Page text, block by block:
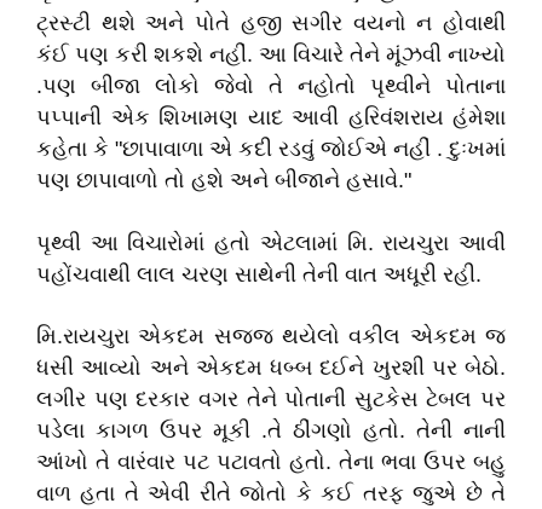
ટ્રસ્ટી થશે અને પોતે હજી સગીર વયનો ન હોવાથી
કંઈ પણ કરી શકશે નહીં. આ વિચારે તેને મૂંઝવી નાખ્યો
.પણ બીજા લોકો જેવો તે નહોતો પૃથ્વીને પોતાના
પપ્પાની એક શિખામણ યાદ આવી હરિવંશરાય હંમેશા
કહેતા કે "છાપાવાળા એ કદી રડવું જોઈએ નહીં . દુઃખમાં
પણ છાપાવાળો તો હશે અને બીજાને હસાવે."
પૃથ્વી આ વિચારોમાં હતો એટલામાં મિ. રાયચુરા આવી
પહોંચવાથી લાલ ચરણ સાથેની તેની વાત અધૂરી રહી.
મિ.રાયચુરા એકદમ સજ્જ થયેલો વકીલ એકદમ જ
ધસી આવ્યો અને એકદમ ધબ્બ દઈને ખુરશી પર બેઠો.
લગીર પણ દરકાર વગર તેને પોતાની સુટકેસ ટેબલ પર
પડેલા કાગળ ઉપર મૂકી .તે ઠીંગણો હતો. તેની નાની
આંખો તે વારંવાર પટ પટાવતો હતો. તેના ભવા ઉપર બહુ
વાળ હતા તે એવી રીતે જોતો કે કઈ તરફ જુએ છે તે